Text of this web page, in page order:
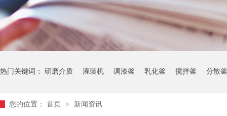
热门关键词： 研磨介质 灌装机 调漆釜 乳化釜 搅拌釜 分散釜
您的位置： 首页 > 新闻资讯